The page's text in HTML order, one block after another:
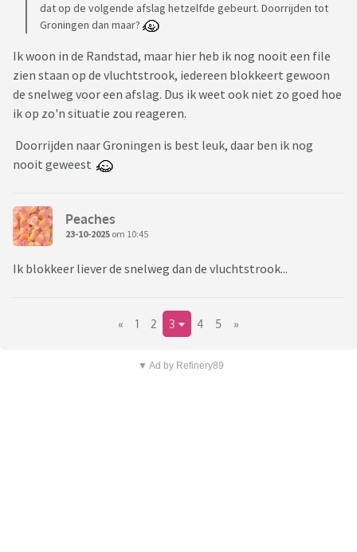
dat op de volgende afslag hetzelfde gebeurt. Doorrijden tot
Groningen dan maar?
Ik woon in de Randstad, maar hier heb ik nog nooit een file
zien staan op de vluchtstrook, iedereen blokkeert gewoon
de snelweg voor een afslag. Dus ik weet ook niet zo goed hoe
ik op zo'n situatie zou reageren.
Doorrijden naar Groningen is best leuk, daar ben ik nog
nooit geweest
Peaches
23-10-2025 om 10:45
Ik blokkeer liever de snelweg dan de vluchtstrook...
« 1 2 3 4 5 »
▼ Ad by Refinery89